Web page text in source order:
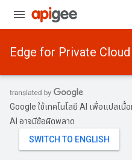
Edge for Private Cloud
Google ใช้เทคโนโลยี AI เพื่อแปลเ
AI อาจมีข้อผิดพลาด